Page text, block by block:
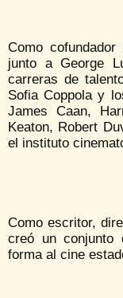
Como
junto a George
carreras de
Sofia Coppola y
James Caan,
Keaton, Robert
el instituto
Como escritor,
creó un conjunto
forma al cine